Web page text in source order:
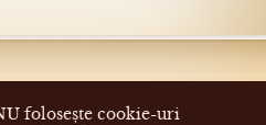
folosește cookie-uri